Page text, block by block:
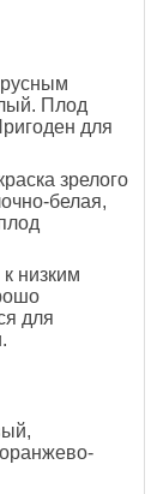
Плод
для
зрелого
белая,
низким
для